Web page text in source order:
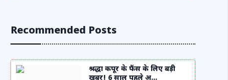
Recommended Posts
श्रद्धा कपूर के फैंस के लिए बड़ी